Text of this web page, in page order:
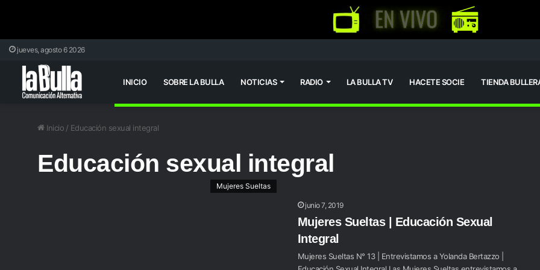
jueves, agosto 6 2026
INICIO SOBRE LA BULLA NOTICIAS RADIO LA BULLA TV HACETE SOCIE TIENDA
Inicio / Educación sexual integral
Educación sexual integral
Mujeres Sueltas
junio 7, 2019
Mujeres Sueltas | Educación Sexual
Integral
Mujeres Sueltas N° 13 | Entrevistamos a Yolanda Bertazzo |